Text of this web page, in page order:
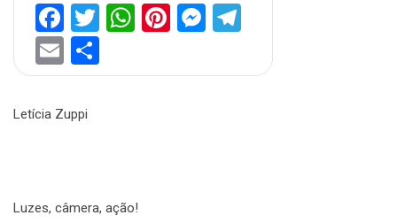
Facebook
Twitter
WhatsApp
Pinterest
Messenger
Email
Letícia Zuppi
Luzes, câmera, ação!